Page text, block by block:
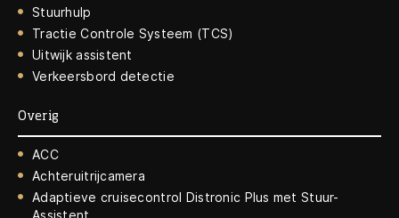
Stuurhulp
Tractie Controle Systeem (TCS)
Uitwijk assistent
Verkeersbord detectie
Overig
ACC
Achteruitrijcamera
Adaptieve cruisecontrol Distronic Plus met Stuur-
Assistent